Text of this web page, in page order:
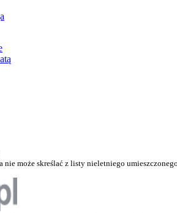
nie może skreślać z listy nieletniego